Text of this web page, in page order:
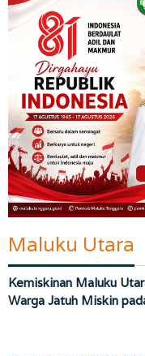
Maluku Utara
Kemiskinan Maluku
Warga Jatuh Miskin